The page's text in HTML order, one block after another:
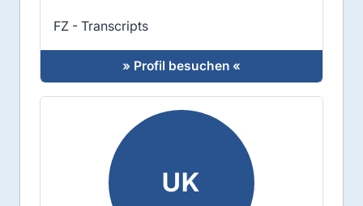
FZ - Transcripts
» Profil besuchen «
UK